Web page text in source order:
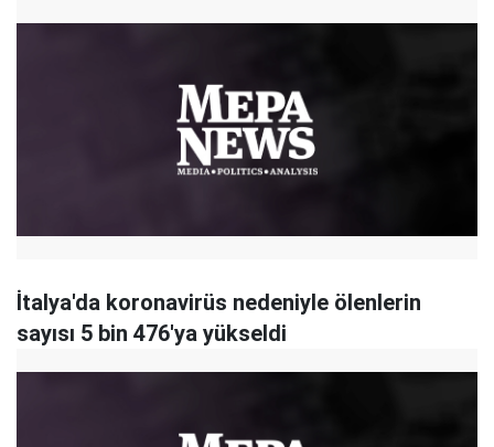
İtalya'da koronavirüs nedeniyle ölenlerin
sayısı 5 bin 476'ya yükseldi